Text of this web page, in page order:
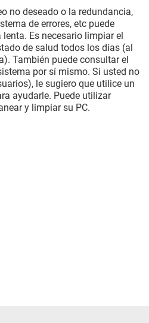
no deseado o la redundancia,
de errores, etc puede
Es necesario limpiar el
de salud todos los días (al
También puede consultar el
por sí mismo. Si usted no
le sugiero que utilice un
ayudarle. Puede utilizar
y limpiar su PC.